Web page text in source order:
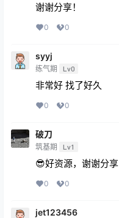
谢谢分享！
0 0
syyj
练气期 Lv0
非常好 找了好久
0 0
破刀
筑基期 Lv1
😎好资源，谢谢分享
0 0
jet123456